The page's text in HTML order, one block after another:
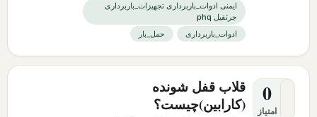
ایمنی ادوات_باربرداری تجهیزات_باربرداری
جرثقیل phq
ادوات_باربرداری
حمل_بار
0
امتیاز
قلاب قفل شونده
(كارابين)چیست؟